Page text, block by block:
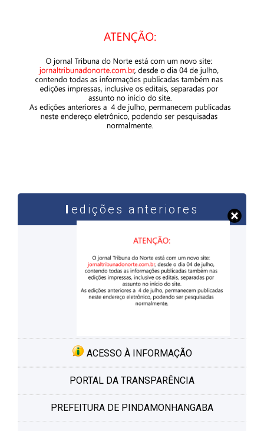
edições anteriores
ACESSO À INFORMAÇÃO
PORTAL DA TRANSPARÊNCIA
PREFEITURA DE PINDAMONHANGABA